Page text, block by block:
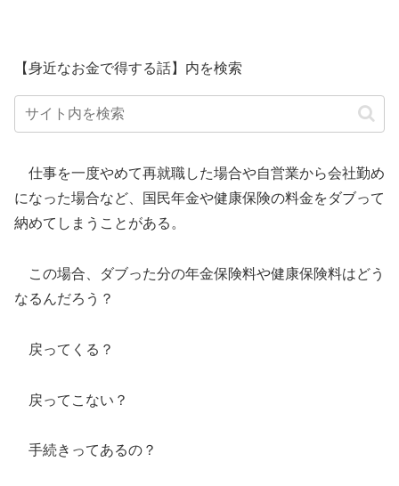
【身近なお金で得する話】内を検索
仕事を一度やめて再就職した場合や自営業から会社勤め
になった場合など、国民年金や健康保険の料金をダブって
納めてしまうことがある。
この場合、ダブった分の年金保険料や健康保険料はどう
なるんだろう？
戻ってくる？
戻ってこない？
手続きってあるの？